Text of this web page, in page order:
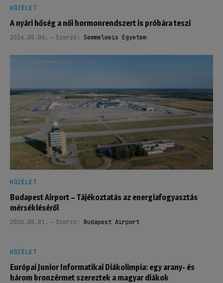
KÖZÉLET
A nyári hőség a női hormonrendszert is próbára teszi
2026.08.06. Szerző: Semmelweis Egyetem
KÖZÉLET
Budapest Airport – Tájékoztatás az energiafogyasztás
mérsékléséről
2026.08.01. Szerző: Budapest Airport
KÖZÉLET
Európai Junior Informatikai Diákolimpia: egy arany- és
három bronzérmet szereztek a magyar diákok